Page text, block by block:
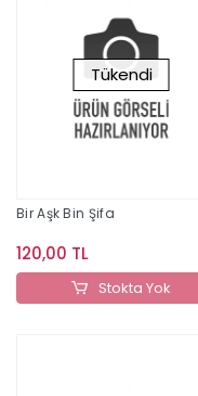
Tükendi
Bir Aşk Bin Şifa
120,00 TL
Stokta Yok